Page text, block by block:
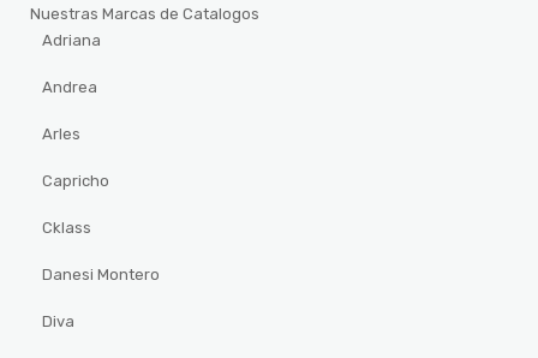
Nuestras Marcas de Catalogos
Adriana
Andrea
Arles
Capricho
Cklass
Danesi Montero
Diva